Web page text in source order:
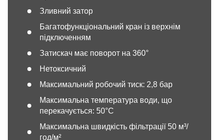
Зливний затор
Багатофункціональний кран із верхнім
підключенням
Затискач має поворот на 360°
Нетоксичний
Максимальний робочий тиск: 2,8 бар
Максимальна температура води, що
перекачується: 50°C
Максимальна швидкість фільтрації 50 м³/
год/м²